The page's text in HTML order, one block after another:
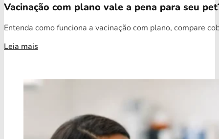
Vacinação com plano vale a pena para seu
Entenda como funciona a vacinação com plano, compare
Leia mais